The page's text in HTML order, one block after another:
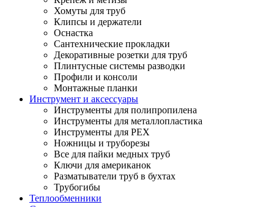
Хомуты для труб
Клипсы и держатели
Оснастка
Сантехнические прокладки
Декоративные розетки для труб
Плинтусные системы разводки
Профили и консоли
Монтажные планки
Инструмент и аксессуары
Инструменты для полипропилена
Инструменты для металлопластика
Инструменты для PEX
Ножницы и труборезы
Все для пайки медных труб
Ключи для американок
Разматыватели труб в бухтах
Трубогибы
Теплообменники